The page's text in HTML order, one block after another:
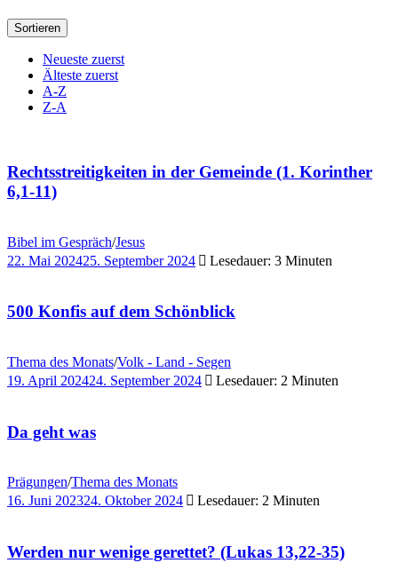
Sortieren
Neueste zuerst
Älteste zuerst
A-Z
Z-A
Rechtsstreitigkeiten in der Gemeinde (1. Korinther
6,1-11)
Bibel im Gespräch/Jesus
22. Mai 202425. September 2024 Lesedauer: 3 Minuten
500 Konfis auf dem Schönblick
Thema des Monats/Volk - Land - Segen
19. April 202424. September 2024 Lesedauer: 2 Minuten
Da geht was
Prägungen/Thema des Monats
16. Juni 202324. Oktober 2024 Lesedauer: 2 Minuten
Werden nur wenige gerettet? (Lukas 13,22-35)